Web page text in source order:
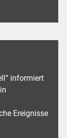
informiert
Ereignisse